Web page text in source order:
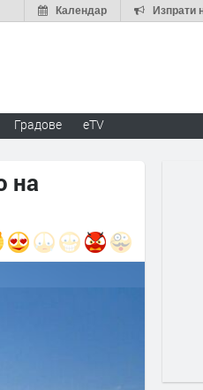
Изпрати
Календар
Градове eTV
на